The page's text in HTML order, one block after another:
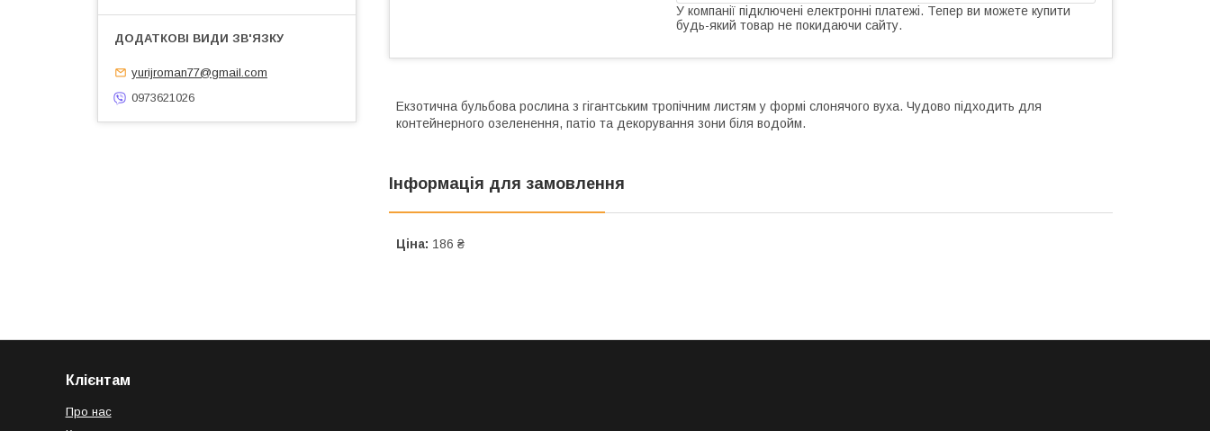
У компанії підключені електронні платежі. Тепер ви можете купити
будь-який товар не покидаючи сайту.
Екзотична бульбова рослина з гігантським тропічним листям у формі слонячого вуха. Чудово підходить для
контейнерного озеленення, патіо та декорування зони біля водойм.
Інформація для замовлення
Ціна: 186 ₴
yurijroman77@gmail.com
0973621026
Клієнтам
Про нас